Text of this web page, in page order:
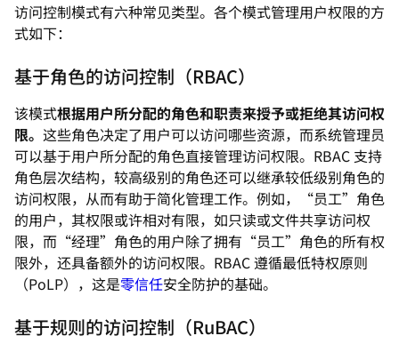
访问控制模式有六种常见类型。各个模式管理用户权限的方
式如下：
基于角色的访问控制（RBAC）
该模式根据用户所分配的角色和职责来授予或拒绝其访问权
限。 这些角色决定了用户可以访问哪些资源，而系统管理员
可以基于用户所分配的角色直接管理访问权限。RBAC 支持
角色层次结构，较高级别的角色还可以继承较低级别角色的
访问权限，从而有助于简化管理工作。例如，“员工”角色
的用户，其权限或许相对有限，如只读或文件共享访问权
限，而“经理”角色的用户除了拥有“员工”角色的所有权
限外，还具备额外的访问权限。RBAC 遵循最低特权原则
（PoLP），这是零信任安全防护的基础。
基于规则的访问控制（RuBAC）